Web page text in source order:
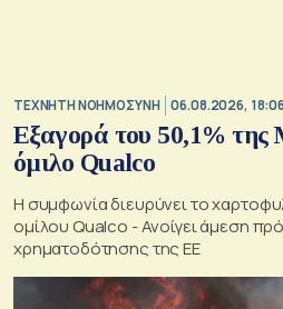
TΕΧΝΗΤΗ ΝΟΗΜΟΣΥΝΗ 06.08.2026, 18:06
Εξαγορά του 50,1% της
όμιλο Qualco
Η συμφωνία διευρύνει το
ομίλου Qualco - Ανοίγει άμεση
χρηματοδότησης της ΕΕ